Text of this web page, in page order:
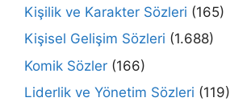
Kişilik ve Karakter Sözleri (165)
Kişisel Gelişim Sözleri (1.688)
Komik Sözler (166)
Liderlik ve Yönetim Sözleri (119)